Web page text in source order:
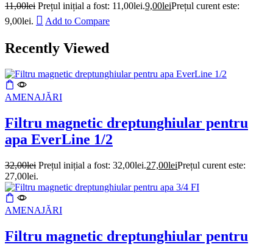
11,00lei Prețul inițial a fost: 11,00lei.9,00leiPrețul curent este:
9,00lei.
Add to Compare
Recently Viewed
AMENAJĂRI
Filtru magnetic dreptunghiular pentru
apa EverLine 1/2
32,00lei Prețul inițial a fost: 32,00lei.27,00leiPrețul curent este:
27,00lei.
AMENAJĂRI
Filtru magnetic dreptunghiular pentru